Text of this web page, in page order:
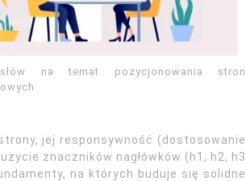
na temat pozycjonowania stron
jej responsywność (dostosowanie
znaczników nagłówków (h1, h2, h3
na których buduje się solidne